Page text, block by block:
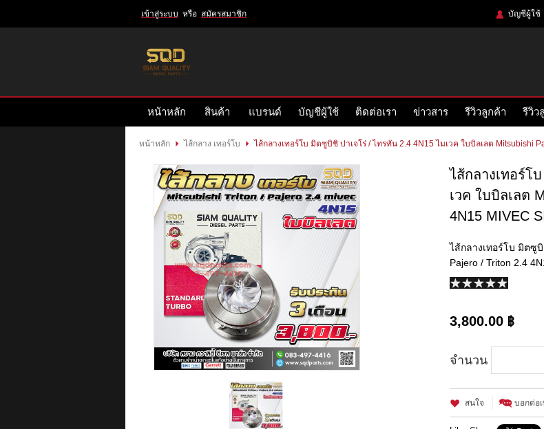
สมัคร
แบรนด์
ข่าวสาร
RETURN AND REFUND POLICY
เข้าสู่ระบบ หรือ สมัครสมาชิก บัญชีผู้ใช้
หน้าหลัก สินค้า แบรนด์ บัญชีผู้ใช้ ติดต่อเรา ข่าวสาร รีวิวลูกค้า รีวิว
หน้าหลัก ไส้กลาง เทอร์โบ ไส้กลางเทอร์โบ มิตซูบิชิ ปาเจโร่ / ไทรทัน 2.4 4N15 ไมเวค ใบบิลเลต Mitsubishi
ไส้กลางเทอร์โ
เวค ใบบิลเลต
4N15 MIVEC
ไส้กลางเทอร์โบ มิตซู
Pajero / Triton 2.4
3,800.00 ฿
จำนวน
สนใจ บอกต่อ